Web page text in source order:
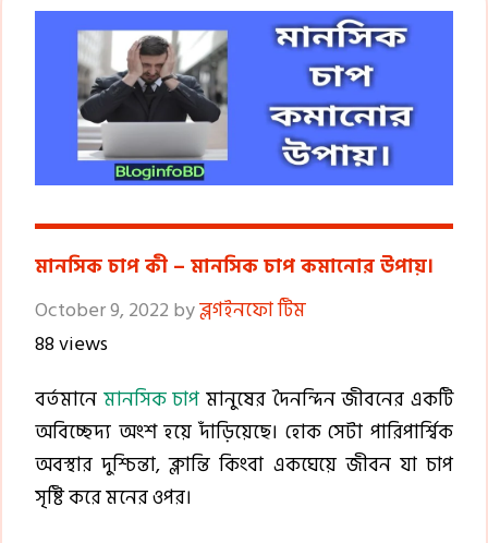
মানসিক চাপ কী – মানসিক চাপ কমানোর উপায়।
October 9, 2022 byব্লগইনফো টিম
88 views
বর্তমানে মানসিক চাপমানুষের দৈনন্দিন জীবনের একটি
অবিচ্ছেদ্য অংশ হয়ে দাঁড়িয়েছে। হোক সেটা পারিপার্শ্বিক
অবস্থার দুশ্চিন্তা, ক্লান্তি কিংবা একঘেয়ে জীবন যা চাপ
সৃষ্টি করে মনের ওপর।